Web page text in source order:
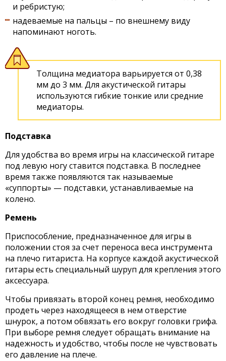
и ребристую;
надеваемые на пальцы – по внешнему виду
напоминают ноготь.
Толщина медиатора варьируется от 0,38
мм до 3 мм. Для акустической гитары
используются гибкие тонкие или средние
медиаторы.
Подставка
Для удобства во время игры на классической гитаре
под левую ногу ставится подставка. В последнее
время также появляются так называемые
«суппорты» — подставки, устанавливаемые на
колено.
Ремень
Приспособление, предназначенное для игры в
положении стоя за счет переноса веса инструмента
на плечо гитариста. На корпусе каждой акустической
гитары есть специальный шуруп для крепления этого
аксессуара.
Чтобы привязать второй конец ремня, необходимо
продеть через находящееся в нем отверстие
шнурок, а потом обвязать его вокруг головки грифа.
При выборе ремня следует обращать внимание на
надежность и удобство, чтобы после не чувствовать
его давление на плече.